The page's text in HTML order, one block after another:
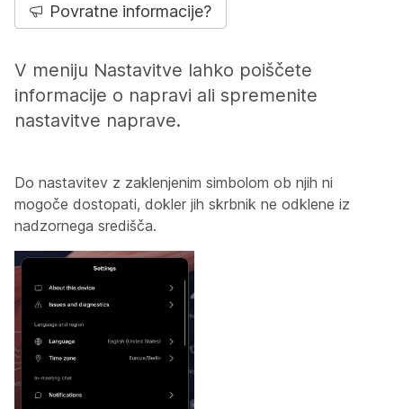
Povratne informacije?
V meniju Nastavitve lahko poiščete
informacije o napravi ali spremenite
nastavitve naprave.
Do nastavitev z zaklenjenim simbolom ob njih ni
mogoče dostopati, dokler jih skrbnik ne odklene iz
nadzornega središča.